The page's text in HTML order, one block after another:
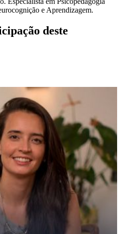
e Aprendizagem.
deste